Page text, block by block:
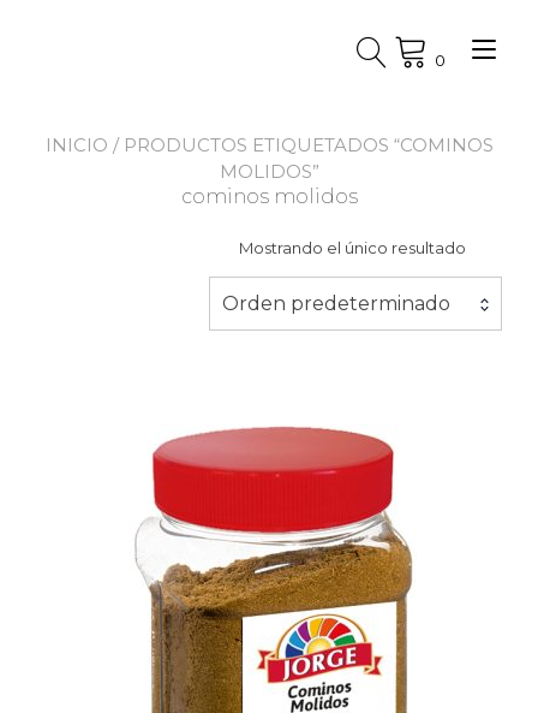
0
INICIO / PRODUCTOS ETIQUETADOS “COMINOS
MOLIDOS”
cominos molidos
Mostrando el único resultado
Orden predeterminado